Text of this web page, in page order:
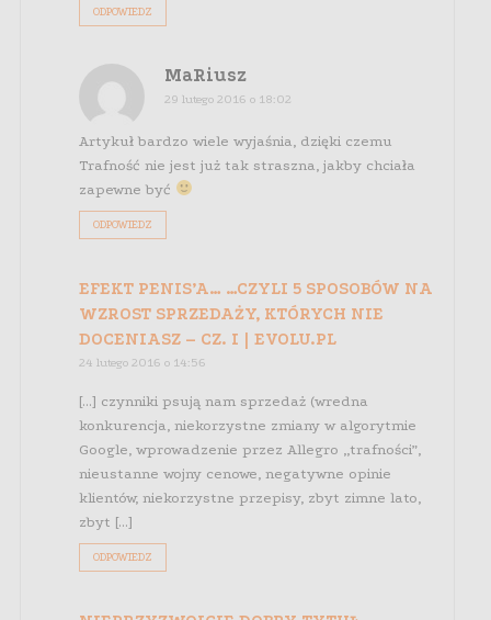
ODPOWIEDZ
MaRiusz
29 lutego 2016 o 18:02
Artykuł bardzo wiele wyjaśnia, dzięki czemu
Trafność nie jest już tak straszna, jakby chciała
zapewne być
ODPOWIEDZ
EFEKT PENIS’A… …CZYLI 5 SPOSOBÓW NA
WZROST SPRZEDAŻY, KTÓRYCH NIE
DOCENIASZ – CZ. I | EVOLU.PL
24 lutego 2016 o 14:56
[…] czynniki psują nam sprzedaż (wredna
konkurencja, niekorzystne zmiany w algorytmie
Google, wprowadzenie przez Allegro „trafności”,
nieustanne wojny cenowe, negatywne opinie
klientów, niekorzystne przepisy, zbyt zimne lato,
zbyt […]
ODPOWIEDZ